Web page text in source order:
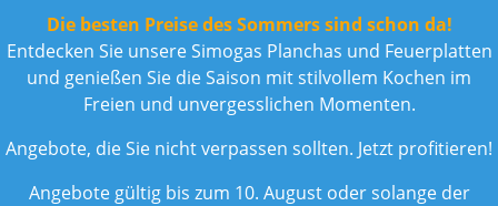
Die besten Preise des Sommers sind schon da!
Entdecken Sie unsere Simogas Planchas und Feuerplatten
und genießen Sie die Saison mit stilvollem Kochen im
Freien und unvergesslichen Momenten.
Angebote, die Sie nicht verpassen sollten. Jetzt profitieren!
Angebote gültig bis zum 10. August oder solange der